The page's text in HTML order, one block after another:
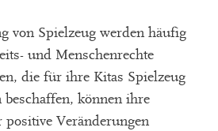
von Spielzeug werden häufig
und Menschenrechte
die für ihre Kitas Spielzeug
können ihre
Veränderungen